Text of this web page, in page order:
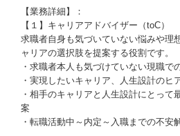
【業務詳細】：
【１】キャリアアドバイザー（toC）
求職者自身も気づいていない悩みや理
ャリアの選択肢を提案する役割です。
・求職者本人も気づけていない現職で
・実現したいキャリア、人生設計のヒ
・相手のキャリアと人生設計にとって
案
・転職活動中～内定～入職までの不安